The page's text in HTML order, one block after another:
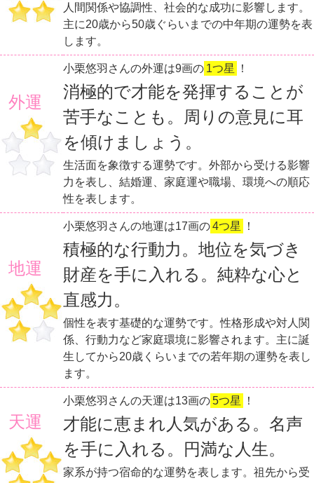
人間関係や協調性、社会的な成功に影響します。
主に20歳から50歳ぐらいまでの中年期の運勢を表
します。
外運
小栗悠羽さんの外運は9画の 1つ星 ！
消極的で才能を発揮することが
苦手なことも。周りの意見に耳
を傾けましょう。
生活面を象徴する運勢です。外部から受ける影響
力を表し、結婚運、家庭運や職場、環境への順応
性を表します。
地運
小栗悠羽さんの地運は17画の4つ星 ！
積極的な行動力。地位を気づき
財産を手に入れる。純粋な心と
直感力。
個性を表す基礎的な運勢です。性格形成や対人関
係、行動力など家庭環境に影響されます。主に誕
生してから20歳くらいまでの若年期の運勢を表し
ます。
天運
小栗悠羽さんの天運は13画の5つ星 ！
才能に恵まれ人気がある。名声
を手に入れる。円満な人生。
家系が持つ宿命的な運勢を表します。祖先から受